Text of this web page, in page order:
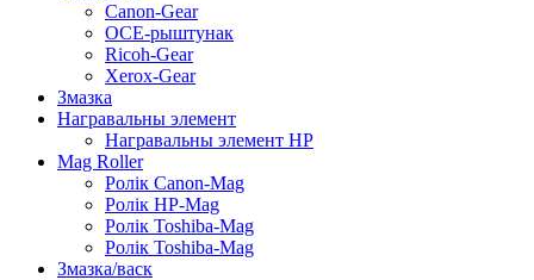
Canon-Gear
OCE-рыштунак
Ricoh-Gear
Xerox-Gear
Змазка
Награвальны элемент
Награвальны элемент HP
Mag Roller
Ролік Canon-Mag
Ролік HP-Mag
Ролік Toshiba-Mag
Ролік Toshiba-Mag
Змазка/васк